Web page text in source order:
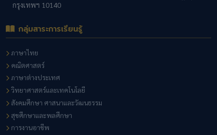
กรุงเทพฯ 10140
กลุ่มสาระการเรียนรู้
ภาษาไทย
คณิตศาสตร์
ภาษาต่างประเทศ
วิทยาศาสตร์และเทคโนโลยี
สังคมศึกษา ศาสนาและวัฒนธรรม
สุขศึกษาและพลศึกษา
การงานอาชีพ